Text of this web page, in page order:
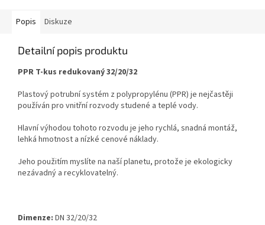
Popis Diskuze
Detailní popis produktu
PPR T-kus redukovaný 32/20/32
Plastový potrubní systém z polypropylénu (PPR) je nejčastěji
používán pro vnitřní rozvody studené a teplé vody.
Hlavní výhodou tohoto rozvodu je jeho rychlá, snadná montáž,
lehká hmotnost a nízké cenové náklady.
Jeho použitím myslíte na naší planetu, protože je ekologicky
nezávadný a recyklovatelný.
Dimenze: DN 32/20/32